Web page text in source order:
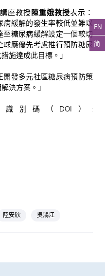
EN
简
座教授陳重娥教授表示：
病緩解的發生率較低並難以
至糖尿病緩解設定一個較切
應優先考慮推行預防糖尿
施達成此目標。」
開發多元社區糖尿病預防策
決方案。」
別碼（DOI）:
陸安欣 吳鴻江